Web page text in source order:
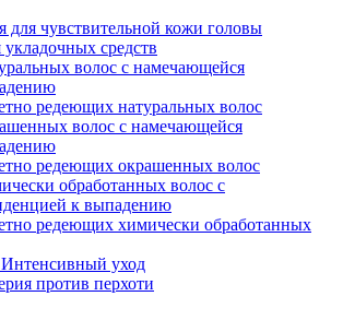
для чувствительной кожи головы
средств
волос с намечающейся
редеющих натуральных волос
волос с намечающейся
редеющих окрашенных волос
обработанных волос с
к выпадению
редеющих химически обработанных
уход
против перхоти